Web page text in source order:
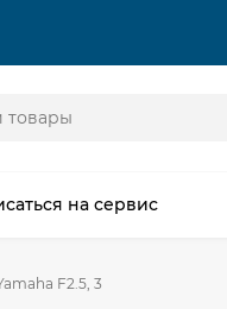
на сервис
F2.5, 3